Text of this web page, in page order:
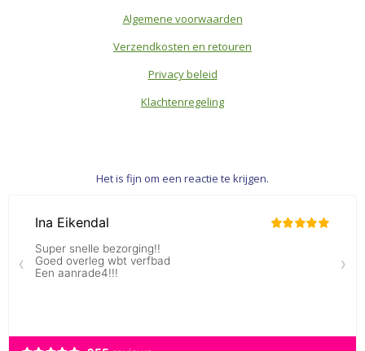
Algemene voorwaarden
Verzendkosten en retouren
Privacy beleid
Klachtenregeling
Het is fijn om een reactie te krijgen.